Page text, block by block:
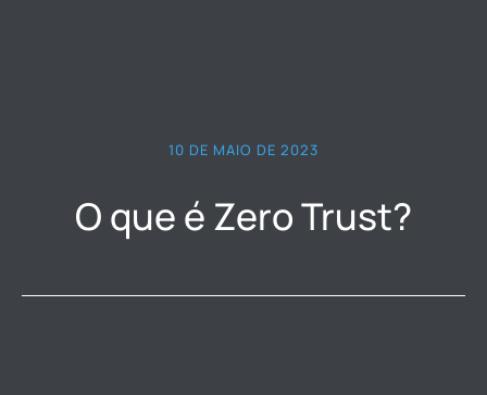
10 DE MAIO DE 2023
O que é Zero Trust?